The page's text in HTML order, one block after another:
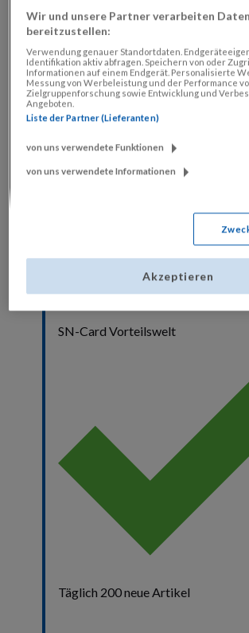
Wir und unsere Partner verarbeiten
bereitzustellen:
Verwendung genauer Standortdaten.
Identifikation aktiv abfragen. Speichern von oder
Informationen auf einem Endgerät. Personalisierte
Messung von Werbeleistung und der Performance
Zielgruppenforschung sowie Entwicklung und
Angeboten.
Liste der Partner (Lieferanten)
von uns verwendete Funktionen
von uns verwendete Informationen
Akzeptieren